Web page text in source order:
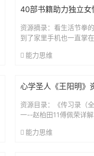
40部书籍助力独立女
资源摘录：看生活节拳
到了家里手机也一直掌
严...能力思维
心学圣人《王阳明》
资源目录：《传习录（
一--赵柏田11傅佩荣详
能力思维